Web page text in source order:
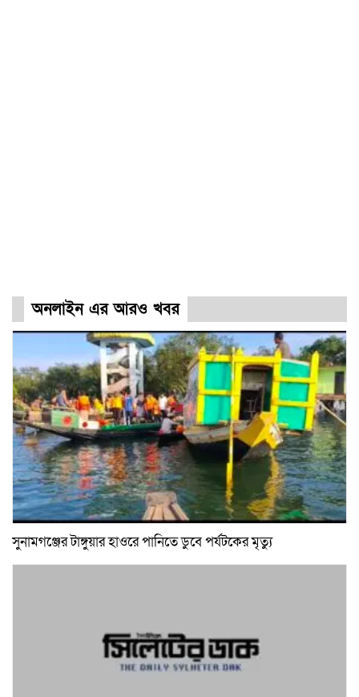
অনলাইন এর আরও খবর
সুনামগঞ্জের টাঙ্গুয়ার হাওরে পানিতে ডুবে পর্যটকের মৃত্যু